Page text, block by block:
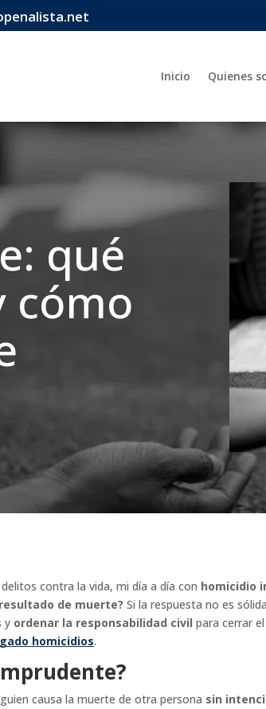
Inicio Quienes
qué
cómo
contra la vida, mi día a día con homicidio
de muerte? Si la respuesta no es
y ordenar la responsabilidad civil para cerrar
homicidios.
causa la muerte de otra persona sin